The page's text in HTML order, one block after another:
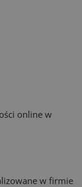
online w
w firmie